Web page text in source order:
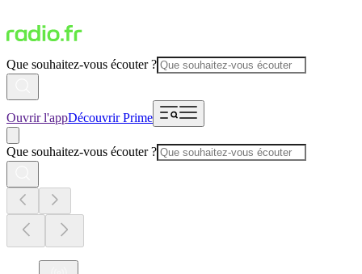
Que souhaitez-vous écouter ?
Ouvrir l'appDécouvrir Prime
Que souhaitez-vous écouter ?